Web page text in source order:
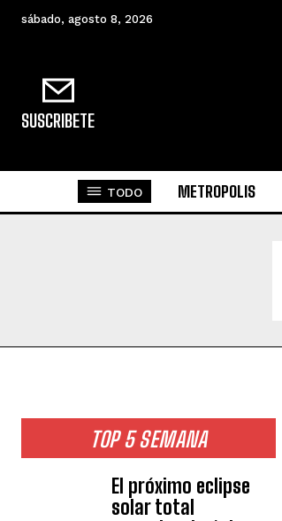
sábado, agosto 8, 2026
SUSCRIBETE
TODO METROPOLIS
TOP 5 SEMANA
El próximo eclipse
solar total